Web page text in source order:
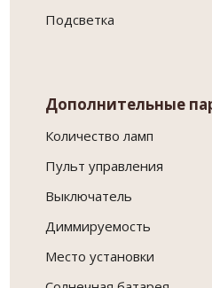
Подсветка
Дополнительные
Количество ламп
Пульт управления
Выключатель
Диммируемость
Место установки